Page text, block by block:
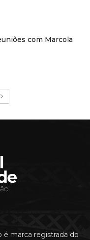
com Marcola
é marca registrada do